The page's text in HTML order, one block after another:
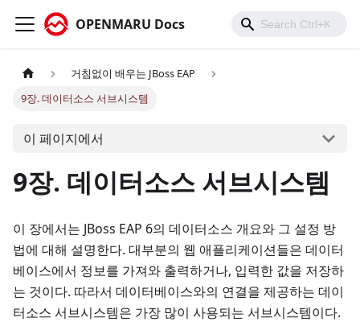
OPENMARU Docs
거침없이 배우는 JBoss EAP
9장. 데이터소스 서브시스템
이 페이지에서
9장. 데이터소스 서브시스템
이 장에서는 JBoss EAP 6의 데이터소스 개요와 그 설정 방
법에 대해 설명한다. 대부분의 웹 애플리케이션들은 데이터
베이스에서 정보를 가져와 출력하거나, 입력한 값을 저장하
는 것이다. 따라서 데이터베이스와의 연결을 제공하는 데이
터소스 서브시스템은 가장 많이 사용되는 서브시스템이다.